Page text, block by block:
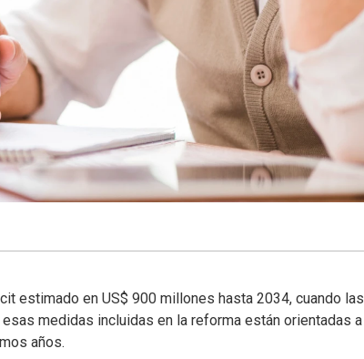
estimado en US$ 900 millones hasta 2034, cuando las
medidas incluidas en la reforma están orientadas a
años.